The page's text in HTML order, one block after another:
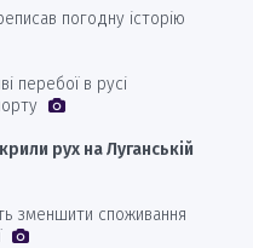
погодну історію
перебої в русі
рух на Луганській
зменшити споживання